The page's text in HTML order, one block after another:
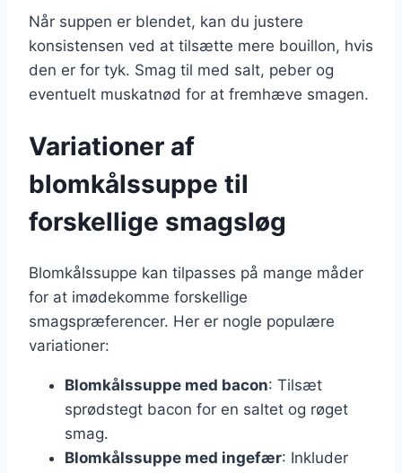
Når suppen er blendet, kan du justere
konsistensen ved at tilsætte mere bouillon, hvis
den er for tyk. Smag til med salt, peber og
eventuelt muskatnød for at fremhæve smagen.
Variationer af
blomkålssuppe til
forskellige smagsløg
Blomkålssuppe kan tilpasses på mange måder
for at imødekomme forskellige
smagspræferencer. Her er nogle populære
variationer:
Blomkålssuppe med bacon: Tilsæt
sprødstegt bacon for en saltet og røget
smag.
Blomkålssuppe med ingefær: Inkluder